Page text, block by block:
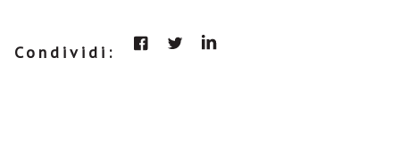
Condividi: